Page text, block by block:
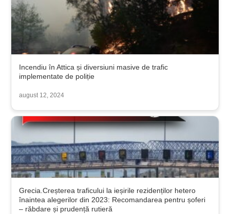
Incendiu în Attica și diversiuni masive de trafic
implementate de poliție
august 12, 2024
Grecia.Creșterea traficului la ieșirile rezidenților hetero
înaintea alegerilor din 2023: Recomandarea pentru șoferi
– răbdare și prudență rutieră